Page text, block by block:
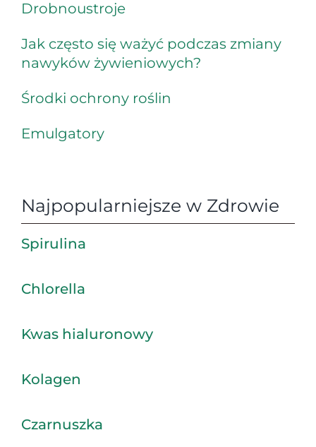
Drobnoustroje
Jak często się ważyć podczas zmiany
nawyków żywieniowych?
Środki ochrony roślin
Emulgatory
Najpopularniejsze w Zdrowie
Spirulina
Chlorella
Kwas hialuronowy
Kolagen
Czarnuszka